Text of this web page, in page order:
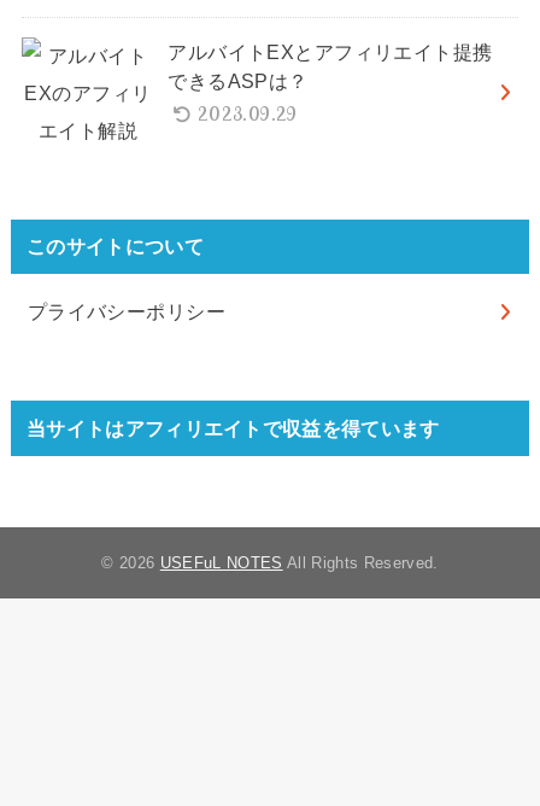
アルバイトEXとアフィリエイト提携
できるASPは？
2023.09.29
このサイトについて
プライバシーポリシー
当サイトはアフィリエイトで収益を得ています
© 2026 USEFuL NOTES All Rights Reserved.